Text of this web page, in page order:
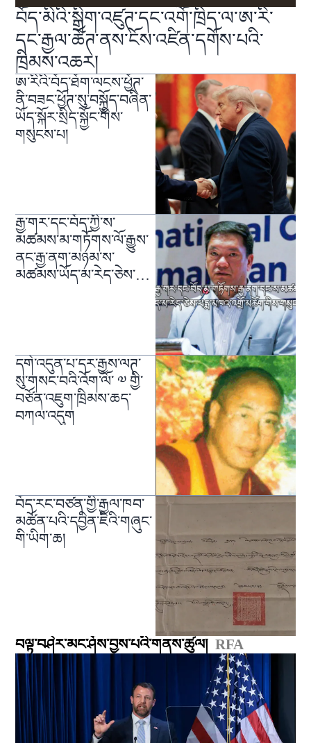
བོད་མིའི་སྒྲིག་འཛུཊ་དང་འགོ་ཁྲིད་ལ་ཨ་རི་
དང་རྒྱལ་ཚོཊ་ནས་ངོས་འཛིན་དགོས་པའི་
ཁྲིམས་འཆར།
ཨ་རིའི་བོད་ཐོག་ལངས་ཕྱོཊ་
ནི་བཟང་ཕྱོཊ་སུ་བསྐྱོད་བཞིན་
ཡོད་སྐོར་སྲིད་སྐྱོང་གིས་
གསུངས་པ།
རྒྱ་གར་དང་བོད་ཀྱི་ས་
མཚམས་མ་གཏོགས་ལོ་རྒྱུས་
ནང་རྒྱ་ནག་མཉམ་ས་
མཚམས་ཡོད་མ་རེད་ཅེས་
དགེ་འདུན་པ་དར་རྒྱས་ལཊ་
སུ་གསང་བའི་འོག་ལོ་ ༧ གྱི་
བཙོན་འཇུག་ཁྲིམས་ཆད་
བཀལ་འདུག
བོད་རང་བཙན་གྱི་རྒྱལ་ཁབ་
མཚོན་པའི་དབྱིན་ཇིའི་གཞུང་
གི་ཡིག་ཆ།
བལྟ་བཤེར་མང་ཤོས་བྱས་པའི་གནས་ཚུལ། RFA